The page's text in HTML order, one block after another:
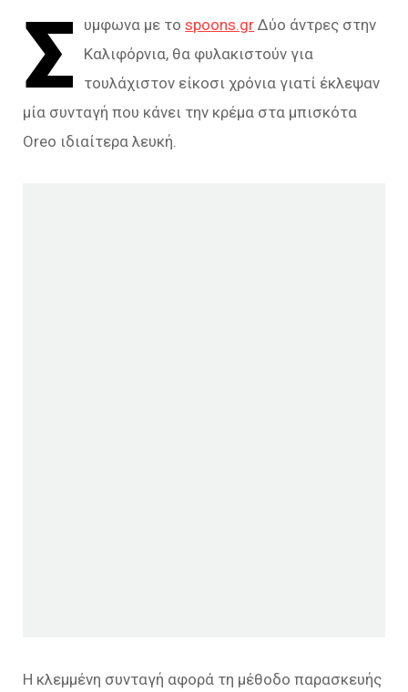
Σ υμφωνα με τοspoons.gr Δύο άντρες στην
Καλιφόρνια, θα φυλακιστούν για
τουλάχιστον είκοσι χρόνια γιατί έκλεψαν
μία συνταγή που κάνει την κρέμα στα μπισκότα
Oreo ιδιαίτερα λευκή.
Η κλεμμένη συνταγή αφορά τη μέθοδο παρασκευής